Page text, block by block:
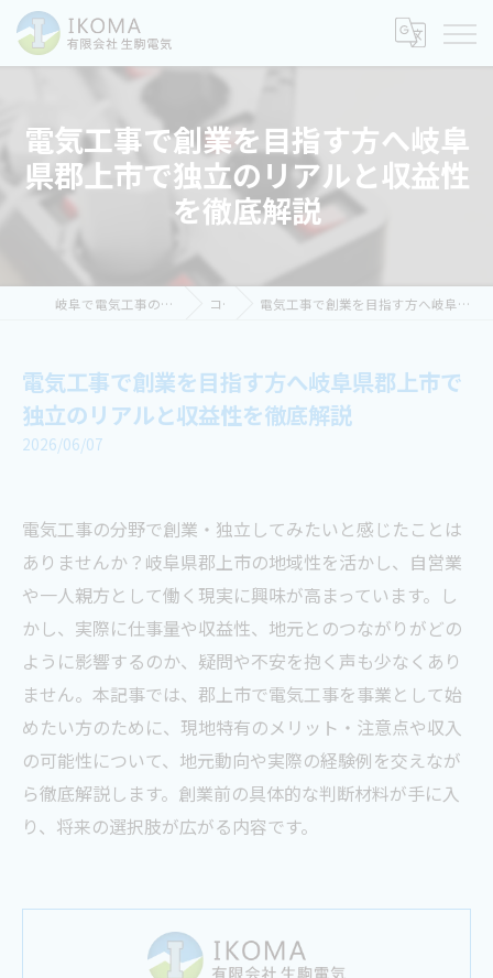
電気工事で創業を目指す方へ岐阜
県郡上市で独立のリアルと収益性
を徹底解説
岐阜で電気工事の求人なら有限会社生駒電気 コラム 電気工事で創業を目指す方へ岐阜県郡上市で独立のリアルと収益性を徹底解説
電気工事で創業を目指す方へ岐阜県郡上市で
独立のリアルと収益性を徹底解説
2026/06/07
電気工事の分野で創業・独立してみたいと感じたことは
ありませんか？岐阜県郡上市の地域性を活かし、自営業
や一人親方として働く現実に興味が高まっています。し
かし、実際に仕事量や収益性、地元とのつながりがどの
ように影響するのか、疑問や不安を抱く声も少なくあり
ません。本記事では、郡上市で電気工事を事業として始
めたい方のために、現地特有のメリット・注意点や収入
の可能性について、地元動向や実際の経験例を交えなが
ら徹底解説します。創業前の具体的な判断材料が手に入
り、将来の選択肢が広がる内容です。